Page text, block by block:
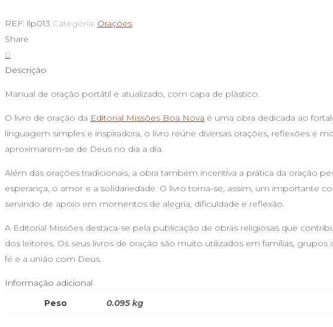
O
meu
livro
de
REF: llp013 Categoria: Orações
Share
0
Descrição
Manual de oração portátil e atualizado, com capa de plástico.
O livro de oração da Editorial Missões Boa Nova é uma obra dedicada ao
linguagem simples e inspiradora, o livro reúne diversas orações, reflexões e
aproximarem-se de Deus no dia a dia.
Além das orações tradicionais, a obra também incentiva a prática da oração
esperança, o amor e a solidariedade. O livro torna-se, assim, um importante
servindo de apoio em momentos de alegria, dificuldade e reflexão.
A Editorial Missões destaca-se pela publicação de obras religiosas que
dos leitores. Os seus livros de oração são muito utilizados em famílias,
fé e a união com Deus.
Informação adicional
Peso
0.095 kg